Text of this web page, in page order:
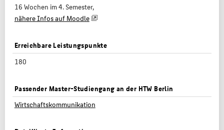
16 Wochen im 4. Semester,
nähere Infos auf Moodle
Erreichbare Leistungspunkte
180
Passender Master-Studiengang an der HTW Berlin
Wirtschaftskommunikation